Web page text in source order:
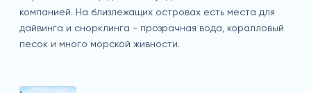
компанией. На близлежащих островах есть места для
дайвинга и снорклинга - прозрачная вода, коралловый
песок и много морской живности.